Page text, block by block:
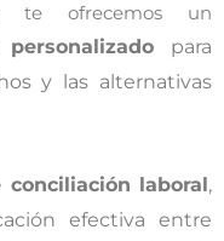
te ofrecemos un
para
y las alternativas
conciliación laboral,
efectiva entre